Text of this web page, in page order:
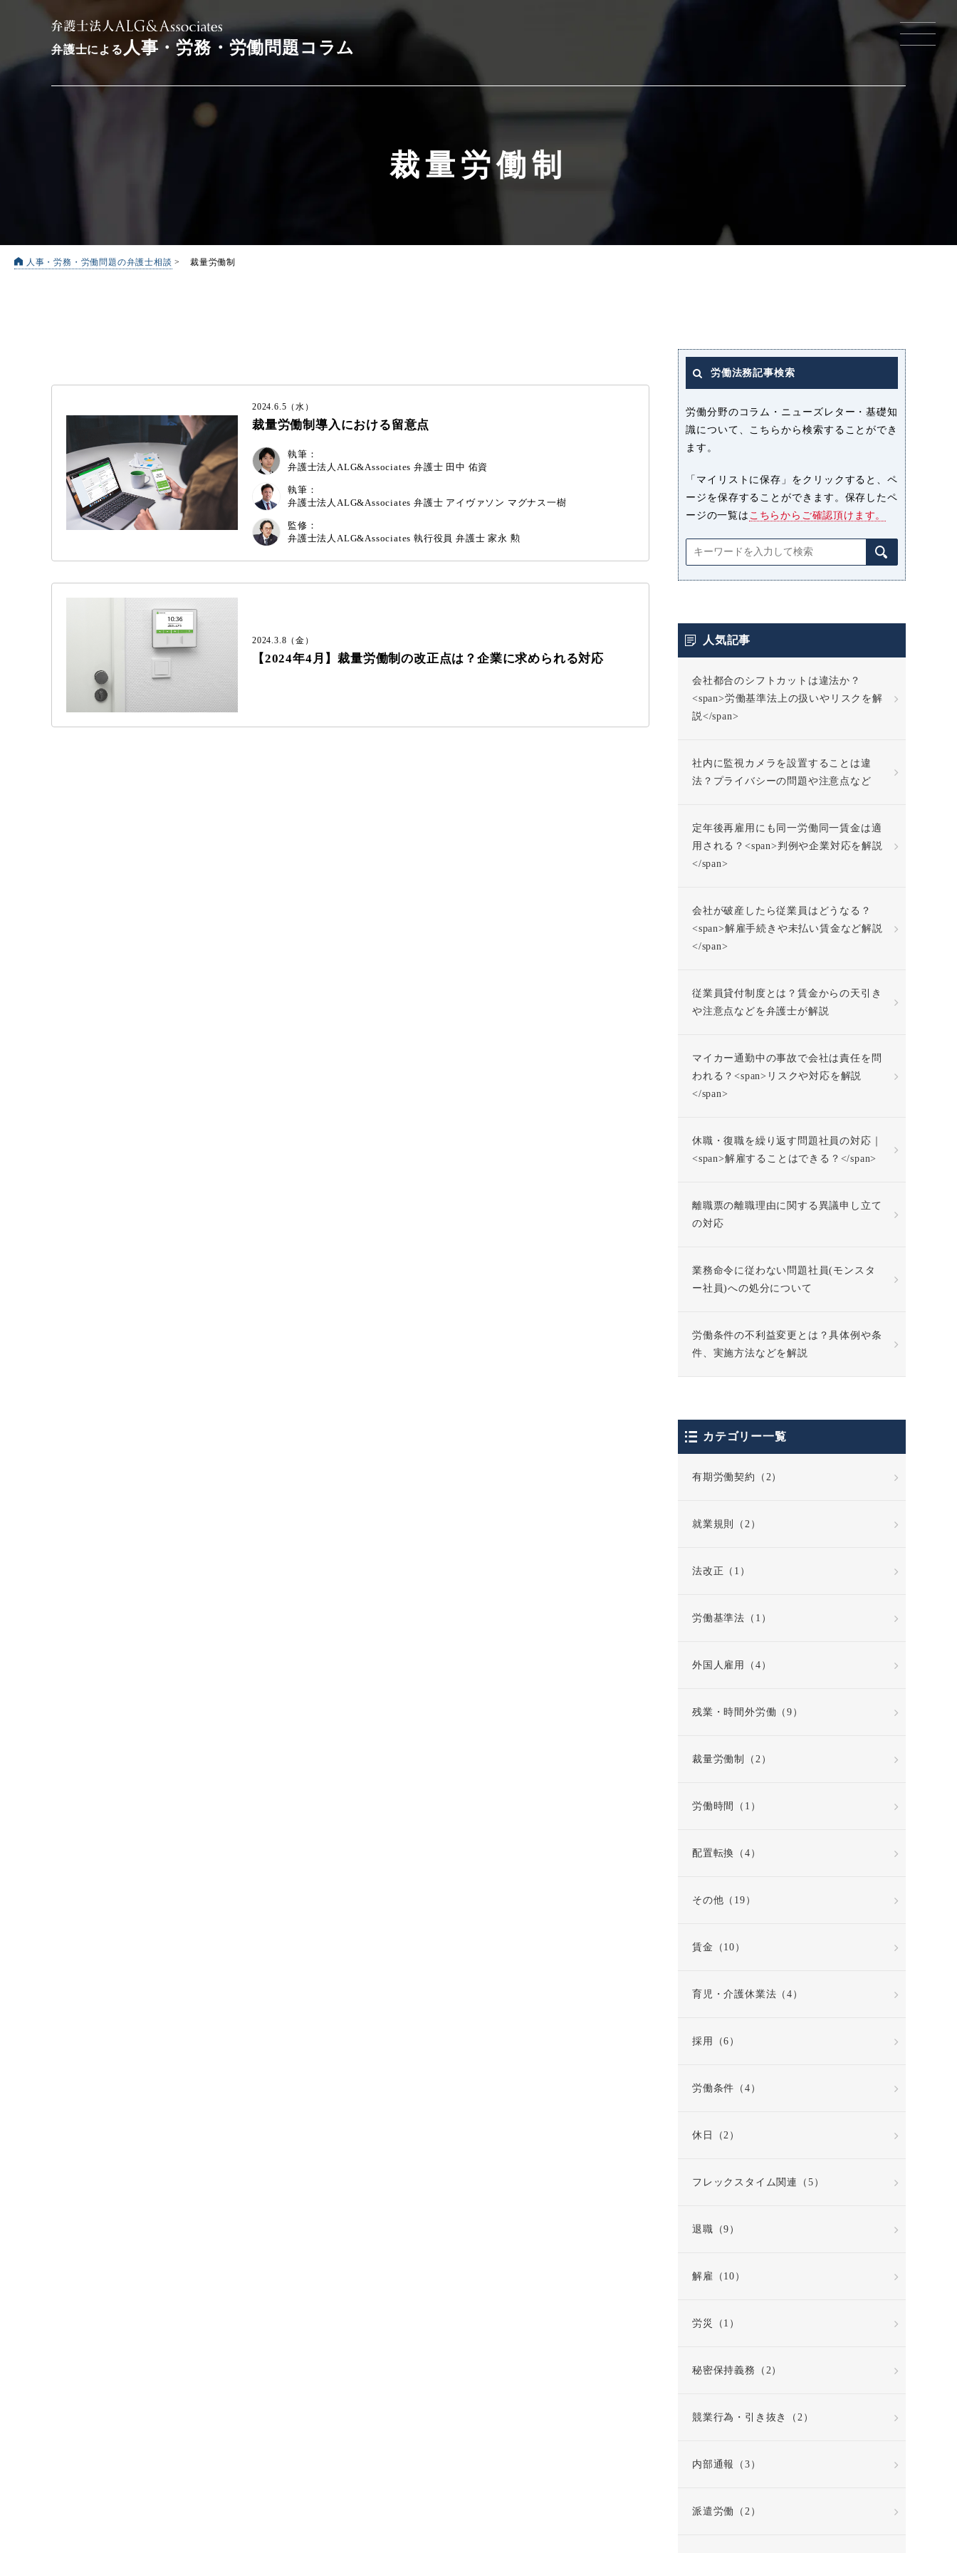
弁護士による 人事・労務・労働問題コラム
裁量労働制
人事・労務・労働問題の弁護士相談 > 裁量労働制
2024.6.5（水）
裁量労働制導入における留意点
執筆：
弁護士法人ALG&Associates 弁護士 田中 佑資
執筆：
弁護士法人ALG&Associates 弁護士 アイヴァソン マグナス一樹
監修：
弁護士法人ALG&Associates 執行役員 弁護士 家永 勲
2024.3.8（金）
【2024年4月】裁量労働制の改正点は？企業に求められる対応
労働法務記事検索
労働分野のコラム・ニューズレター・基礎知
識について、こちらから検索することができ
ます。
「マイリストに保存」をクリックすると、ペ
ージを保存することができます。保存したペ
ージの一覧は こちらからご確認頂けます。
人気記事
会社都合のシフトカットは違法か？
<span>労働基準法上の扱いやリスクを解
説</span>
社内に監視カメラを設置することは違
法？プライバシーの問題や注意点など
定年後再雇用にも同一労働同一賃金は適
用される？<span>判例や企業対応を解説
</span>
会社が破産したら従業員はどうなる？
<span>解雇手続きや未払い賃金など解説
</span>
従業員貸付制度とは？賃金からの天引き
や注意点などを弁護士が解説
マイカー通勤中の事故で会社は責任を問
われる？<span>リスクや対応を解説
</span>
休職・復職を繰り返す問題社員の対応｜
<span>解雇することはできる？</span>
離職票の離職理由に関する異議申し立て
の対応
業務命令に従わない問題社員(モンスタ
ー社員)への処分について
労働条件の不利益変更とは？具体例や条
件、実施方法などを解説
カテゴリー一覧
有期労働契約（2）
就業規則（2）
法改正（1）
労働基準法（1）
外国人雇用（4）
残業・時間外労働（9）
裁量労働制（2）
労働時間（1）
配置転換（4）
その他（19）
賃金（10）
育児・介護休業法（4）
採用（6）
労働条件（4）
休日（2）
フレックスタイム関連（5）
退職（9）
解雇（10）
労災（1）
秘密保持義務（2）
競業行為・引き抜き（2）
内部通報（3）
派遣労働（2）